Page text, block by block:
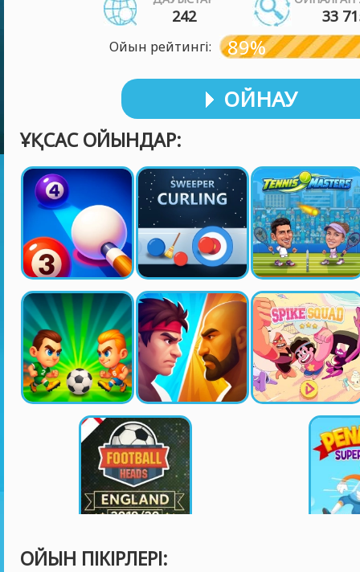
242 33
Ойын рейтингі: 89%
ОЙНАУ
ҰҚСАС ОЙЫНДАР:
ОЙЫН ПІКІРЛЕРІ: